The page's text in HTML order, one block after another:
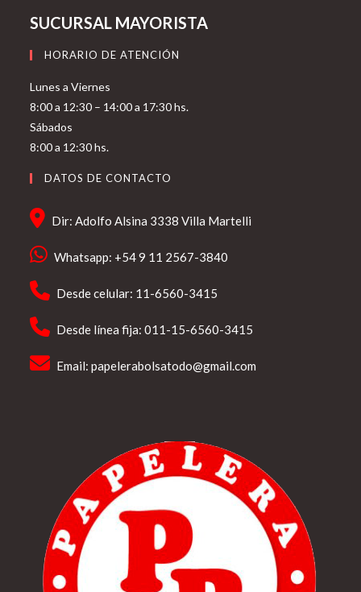
SUCURSAL MAYORISTA
HORARIO DE ATENCIÓN
Lunes a Viernes
8:00 a 12:30 – 14:00 a 17:30 hs.
Sábados
8:00 a 12:30 hs.
DATOS DE CONTACTO
Dir: Adolfo Alsina 3338 Villa Martelli
Whatsapp: +54 9 11 2567-3840
Desde celular: 11-6560-3415
Desde línea fija: 011-15-6560-3415
Email:papelerabolsatodo@gmail.com